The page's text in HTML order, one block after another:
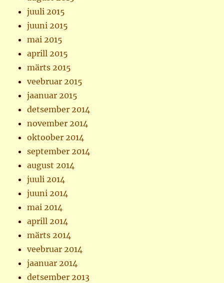
juuli 2015
juuni 2015
mai 2015
aprill 2015
märts 2015
veebruar 2015
jaanuar 2015
detsember 2014
november 2014
oktoober 2014
september 2014
august 2014
juuli 2014
juuni 2014
mai 2014
aprill 2014
märts 2014
veebruar 2014
jaanuar 2014
detsember 2013